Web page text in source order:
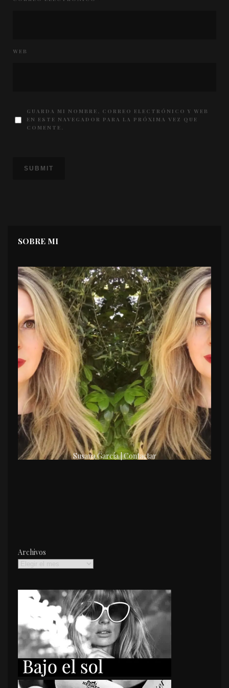
WEB
GUARDA MI NOMBRE, CORREO ELECTRÓNICO Y WEB
EN ESTE NAVEGADOR PARA LA PRÓXIMA VEZ QUE
COMENTE.
SOBRE MI
Susana García | Contactar
Archivos